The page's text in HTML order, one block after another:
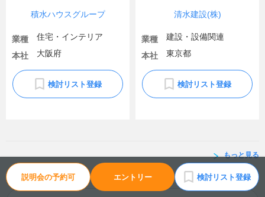
説明会の予約可 エントリー 検討リスト登録
積水ハウスグループ
業種
住宅・インテリア
本社
大阪府
検討リスト登録
清水建設(株)
業種
建設・設備関連
本社
東京都
検討リスト登録
もっと見る